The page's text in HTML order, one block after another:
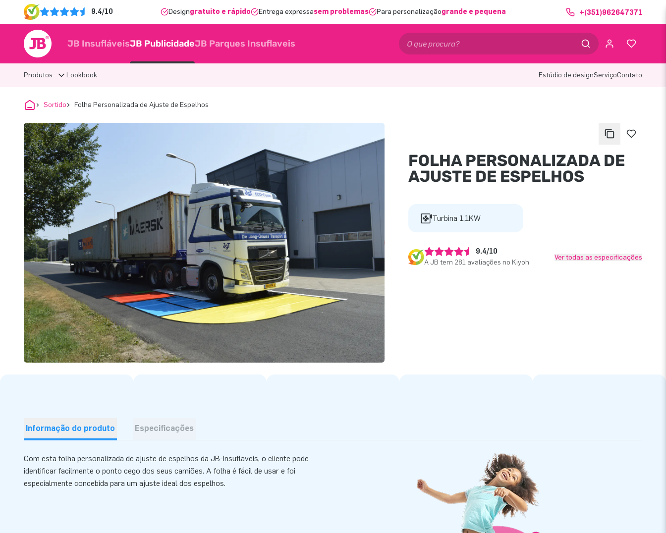
9.4/10 Designgratuito e rápido Entrega expressasem problemas Para personalizaçãogrande e pequena +(351)962647371
JB InsufláveisJB PublicidadeJB Parques Insuflaveis
Produtos Lookbook Estúdio de designServiçoContato
Sortido Folha Personalizada de Ajuste de Espelhos
FOLHA PERSONALIZADA DE
AJUSTE DE ESPELHOS
Turbina 1,1KW
9.4/10
A JB tem 281 avaliações no Kiyoh
Ver todas as especificações
Informação do produto Especificações
Com esta folha personalizada de ajuste de espelhos da JB-Insuflaveis, o cliente pode
identificar facilmente o ponto cego dos seus camiões. A folha é fácil de usar e foi
especialmente concebida para um ajuste ideal dos espelhos.